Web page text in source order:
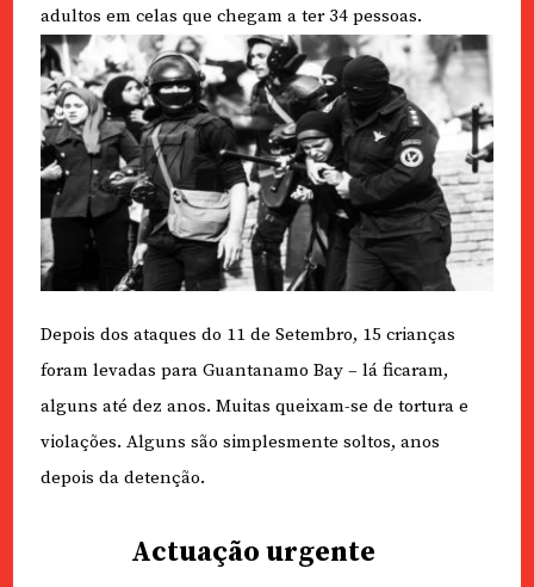
adultos em celas que chegam a ter 34 pessoas.
Depois dos ataques do 11 de Setembro, 15 crianças
foram levadas para Guantanamo Bay – lá ficaram,
alguns até dez anos. Muitas queixam-se de tortura e
violações. Alguns são simplesmente soltos, anos
depois da detenção.
Actuação urgente